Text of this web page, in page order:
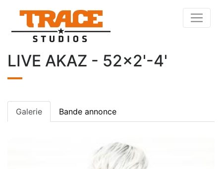
LIVE AKAZ - 52x2'-4'
Galerie Bande annonce